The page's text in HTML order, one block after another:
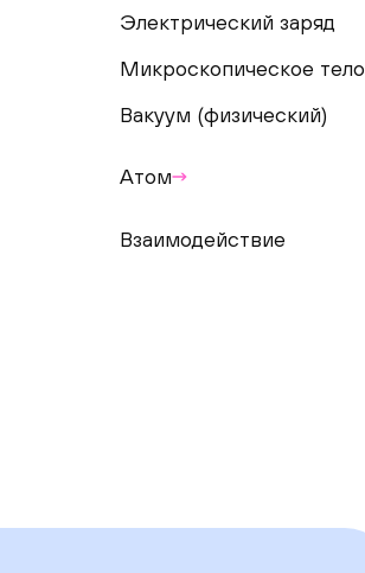
Электрический заряд
Микроскопическое тело
Вакуум (физический)
Атом
Взаимодействие